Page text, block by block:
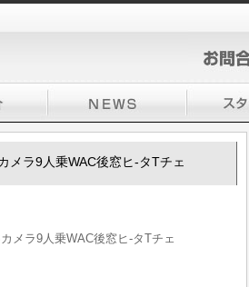
メラ9人乗WAC後窓ヒ-タTチェ
メラ9人乗WAC後窓ヒ-タTチェ